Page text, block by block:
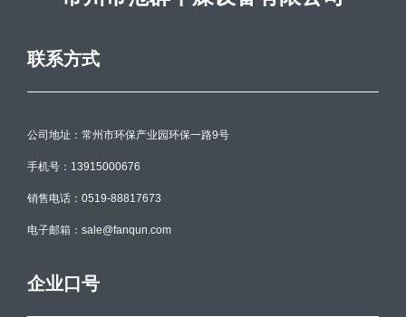
联系方式
公司地址：常州市环保产业园环保一路9号
手机号：13915000676
销售电话：0519-88817673
电子邮箱：sale@fanqun.com
企业口号